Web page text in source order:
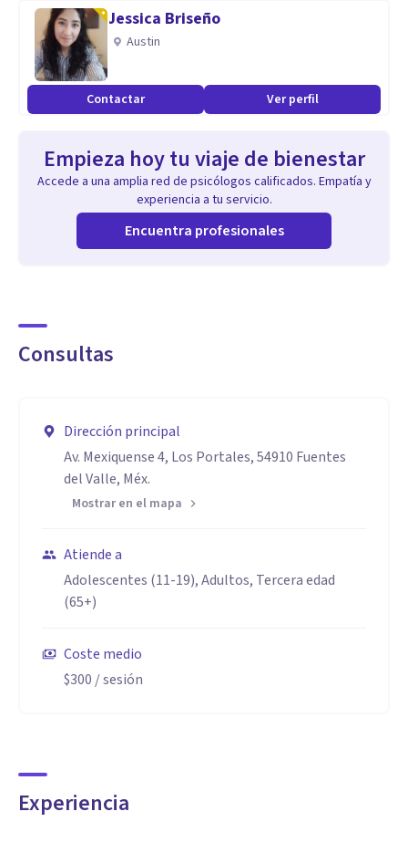
Jessica Briseño
Austin
Contactar Ver perfil
Empieza hoy tu viaje de bienestar
Accede a una amplia red de psicólogos calificados. Empatía y
experiencia a tu servicio.
Encuentra profesionales
Consultas
Dirección principal
Av. Mexiquense 4, Los Portales, 54910 Fuentes
del Valle, Méx.
Mostrar en el mapa
Atiende a
Adolescentes (11-19), Adultos, Tercera edad
(65+)
Coste medio
$300 / sesión
Experiencia